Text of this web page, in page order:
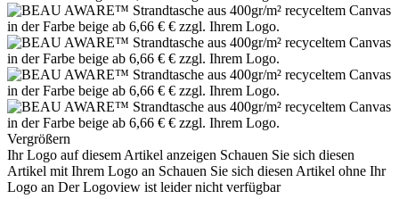
Vergrößern
Ihr Logo auf diesem Artikel anzeigen Schauen Sie sich diesen
Artikel mit Ihrem Logo an Schauen Sie sich diesen Artikel ohne Ihr
Logo an Der Logoview ist leider nicht verfügbar